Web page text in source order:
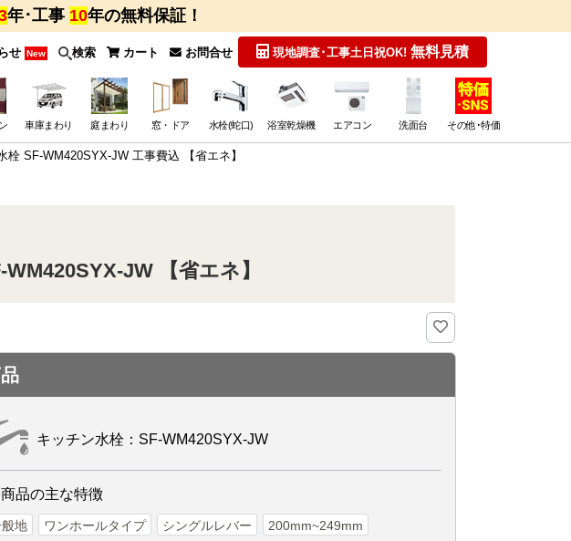
年･工事 10年の無料保証！
せ New 検索 カート お問合せ 現地調査･工事土日祝OK! 無料見積
車庫まわり 庭まわり 窓・ドア 水栓(蛇口) 浴室乾燥機 エアコン 洗面台 その他･特価
SF-WM420SYX-JW 工事費込 【省エネ】
JW 【省エネ】
キッチン水栓：SF-WM420SYX-JW
品の主な特徴
地 ワンホールタイプ シングルレバー 200mm~249mm